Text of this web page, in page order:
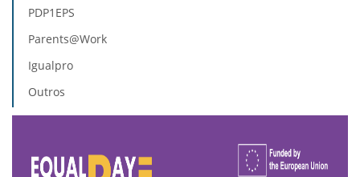
PDP1EPS
Parents@Work
Igualpro
Outros